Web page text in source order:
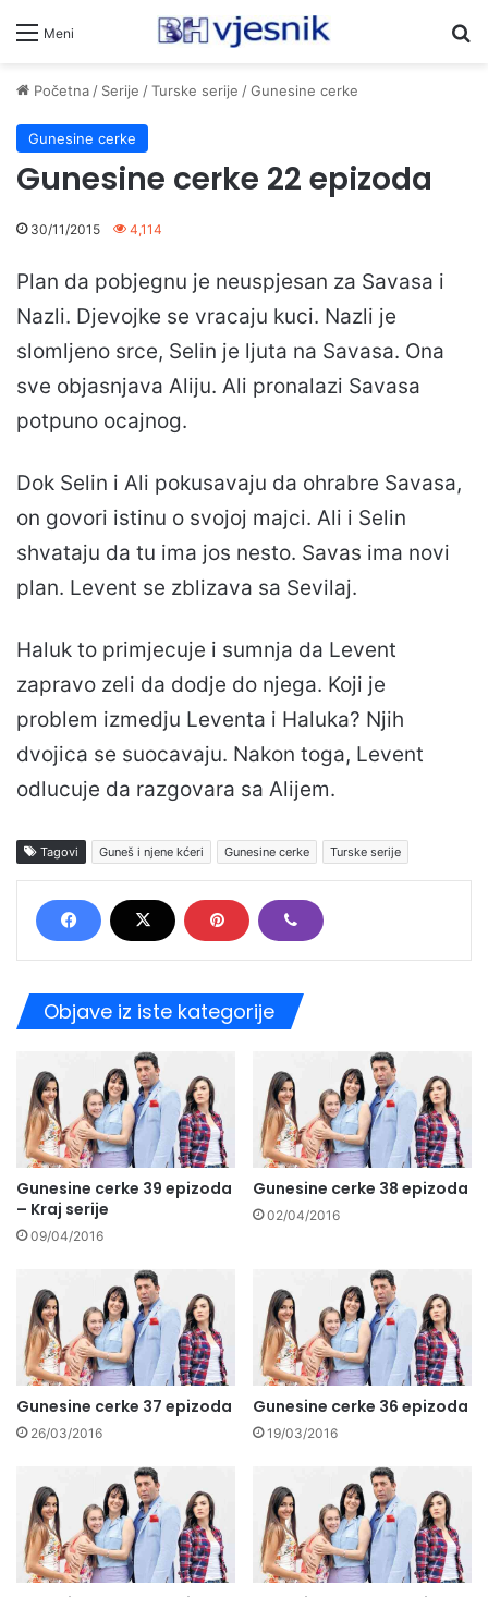
Meni
Početna/ Serije /Turske serije /Gunesine cerke
Gunesine cerke
Gunesine cerke 22 epizoda
30/11/2015 4,114
Plan da pobjegnu je neuspjesan za Savasa i
Nazli. Djevojke se vracaju kuci. Nazli je
slomljeno srce, Selin je ljuta na Savasa. Ona
sve objasnjava Aliju. Ali pronalazi Savasa
potpuno ocajnog.
Dok Selin i Ali pokusavaju da ohrabre Savasa,
on govori istinu o svojoj majci. Ali i Selin
shvataju da tu ima jos nesto. Savas ima novi
plan. Levent se zblizava sa Sevilaj.
Haluk to primjecuje i sumnja da Levent
zapravo zeli da dodje do njega. Koji je
problem izmedju Leventa i Haluka? Njih
dvojica se suocavaju. Nakon toga, Levent
odlucuje da razgovara sa Alijem.
Tagovi Guneš i njene kćeri Gunesine cerke Turske serije
Objave iz iste kategorije
Gunesine cerke 39 epizoda
– Kraj serije
09/04/2016
Gunesine cerke 38 epizoda
02/04/2016
Gunesine cerke 37 epizoda
26/03/2016
Gunesine cerke 36 epizoda
19/03/2016